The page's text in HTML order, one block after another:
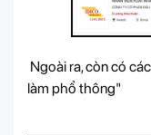
Ngoài ra, còn có
làm phổ thông"